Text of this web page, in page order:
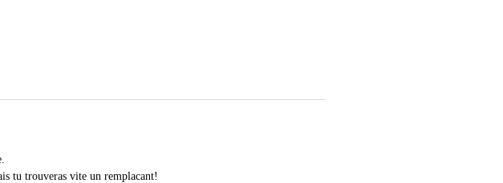
tu trouveras vite un remplacant!